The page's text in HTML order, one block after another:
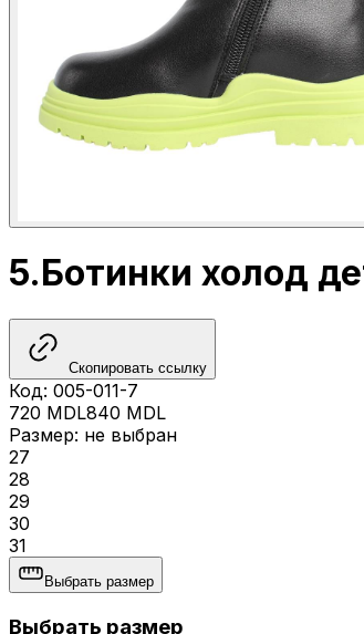
5.Ботинки холод
Скопировать ссылку
Код: 005-011-7
720 MDL840 MDL
Размер: не выбран
27
28
29
30
31
Выбрать размер
Выбрать размер